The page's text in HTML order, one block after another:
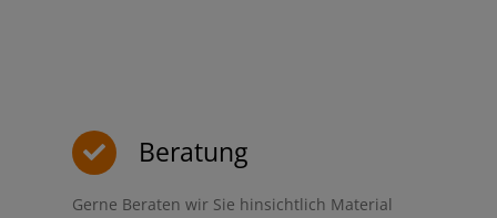
Beratung
Gerne Beraten wir Sie hinsichtlich Material